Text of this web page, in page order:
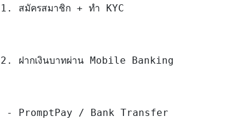
1. สมัครสมาชิก + ทำ KYC
2. ฝากเงินบาทผ่าน Mobile Banking
- PromptPay / Bank Transfer